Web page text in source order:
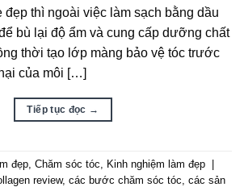
đẹp thì ngoài việc làm sạch bằng dầu
bù lại độ ẩm và cung cấp dưỡng chất
thời tạo lớp màng bảo vệ tóc trước
của môi […]
Tiếp tục đọc →
đẹp, Chăm sóc tóc, Kinh nghiệm làm đẹp
review, các bước chăm sóc tóc, các sản